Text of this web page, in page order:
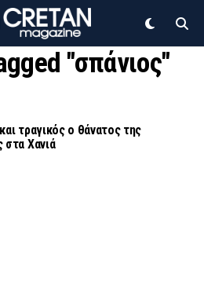
"σπάνιος"
τραγικός ο θάνατος της
στα Χανιά